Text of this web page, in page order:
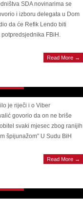
SDA novinarima se
i izboru delegata u Dom
da će Refik Lendo biti
FBiH.
Read More →
zapisnici:
kada su ga ispitivali
je riječi i o Viber
govorio da on ne briše
svaki mjesec zbog ranijih
špijunažom” U Sudu BiH
Read More →
FBiH: Danas